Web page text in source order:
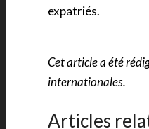
expatriés.
Cet article a été
internationales.
Articles